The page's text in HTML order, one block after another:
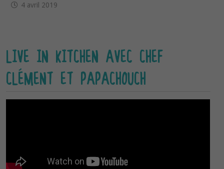
4 avril 2019
LIVE IN KITCHEN AVEC CHEF
CLÉMENT ET PAPACHOUCH